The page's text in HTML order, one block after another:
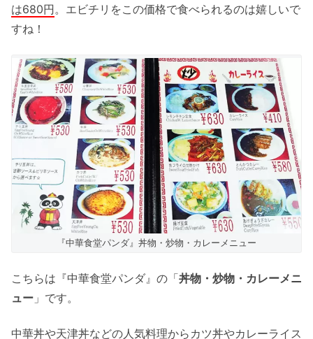
は680円。エビチリをこの価格で食べられるのは嬉しいで
すね！
『中華食堂パンダ』丼物・炒物・カレーメニュー
こちらは『中華食堂パンダ』の「丼物・炒物・カレーメニ
ュー 」です。
中華丼や天津丼などの人気料理からカツ丼やカレーライス